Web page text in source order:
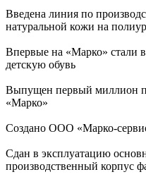
Введена линия по
натуральной кожи на
Впервые на «Марко» стали
детскую обувь
Выпущен первый миллион
«Марко»
Создано ООО «Марко-
Сдан в эксплуатацию
производственный корпус